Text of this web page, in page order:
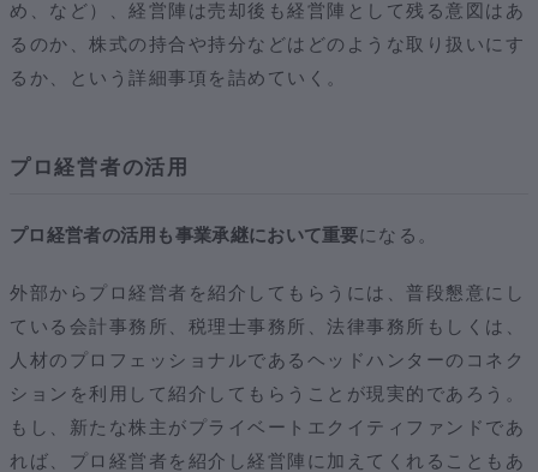
め、など）、経営陣は売却後も経営陣として残る意図はあ
るのか、株式の持合や持分などはどのような取り扱いにす
るか、という詳細事項を詰めていく。
プロ経営者の活用
プロ経営者の活用も事業承継において重要になる。
外部からプロ経営者を紹介してもらうには、普段懇意にし
ている会計事務所、税理士事務所、法律事務所もしくは、
人材のプロフェッショナルであるヘッドハンターのコネク
ションを利用して紹介してもらうことが現実的であろう。
もし、新たな株主がプライベートエクイティファンドであ
れば、プロ経営者を紹介し経営陣に加えてくれることもあ